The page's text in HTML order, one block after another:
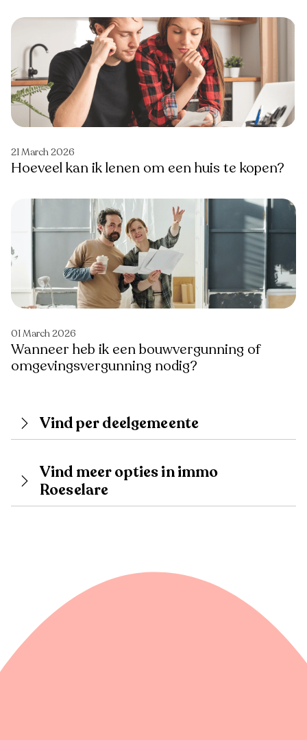
21 March 2026
Hoeveel kan ik lenen om een huis te kopen?
01 March 2026
Wanneer heb ik een bouwvergunning of
omgevingsvergunning nodig?
Vind per deelgemeente
Vind meer opties in immo
Roeselare